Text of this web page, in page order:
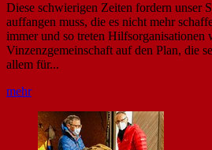
Diese schwierigen Zeiten fordern unser
auffangen muss, die es nicht mehr
immer und so treten Hilfsorganisationen
Vinzenzgemeinschaft auf den Plan, die
allem für...
mehr